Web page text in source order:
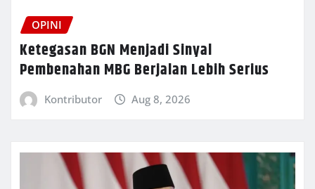
OPINI
Ketegasan BGN Menjadi Sinyal
Pembenahan MBG Berjalan Lebih Serius
Kontributor Aug 8, 2026